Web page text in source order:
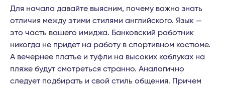
Для начала давайте выясним, почему важно знать
отличия между этими стилями английского. Язык —
это часть вашего имиджа. Банковский работник
никогда не придет на работу в спортивном костюме.
А вечернее платье и туфли на высоких каблуках на
пляже будут смотреться странно. Аналогично
следует подбирать и свой стиль общения. Причем